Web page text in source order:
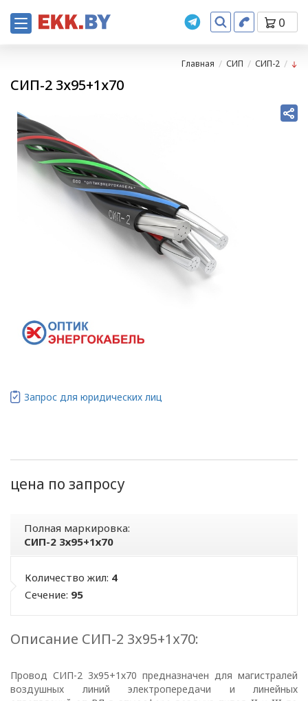
0
Главная СИП СИП-2
СИП-2 3х95+1х70
Полная маркировка:
СИП-2 3х95+1х70
Количество жил: 4
Сечение: 95
цена по запросу
Запрос для юридических лиц
Описание СИП-2 3х95+1х70:
Провод СИП-2 3х95+1х70 предназначен для магистралей
воздушных линий электропередачи и линейных